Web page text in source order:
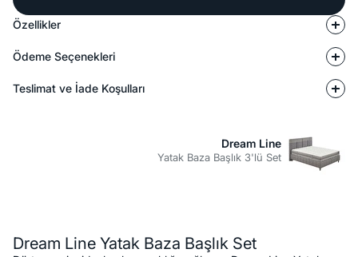
Özellikler
Ödeme Seçenekleri
Teslimat ve İade Koşulları
Dream Line
Yatak Baza Başlık 3'lü Set
Dream Line Yatak Baza Başlık Set